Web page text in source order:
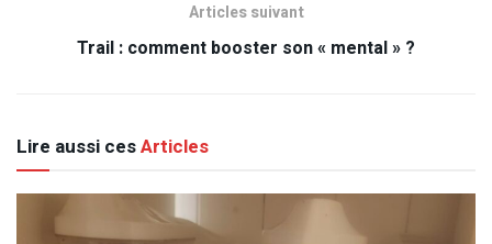
Articles suivant
Trail : comment booster son « mental » ?
Lire aussi cesArticles